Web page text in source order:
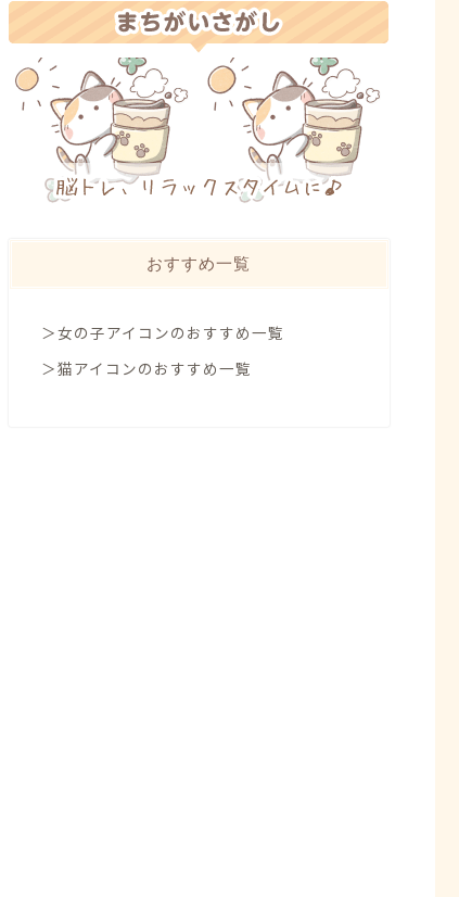
おすすめ一覧
＞女の子アイコンのおすすめ一覧
＞猫アイコンのおすすめ一覧